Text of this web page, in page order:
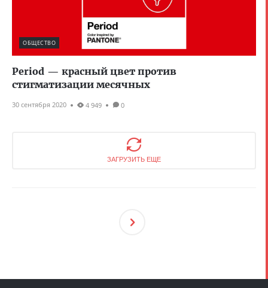
ОБЩЕСТВО
Period — красный цвет против
стигматизации месячных
30 сентября 2020 4 949 0
ЗАГРУЗИТЬ ЕЩЕ
Ующ